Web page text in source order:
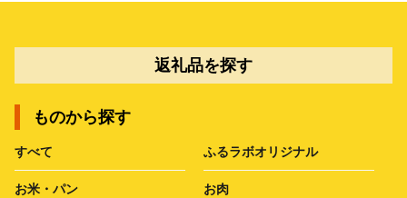
返礼品を探す
ものから探す
すべて ふるラボオリジナル
お米・パン お肉